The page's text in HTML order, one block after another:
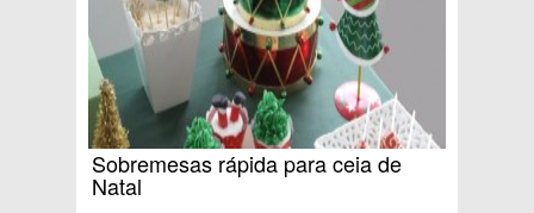
Sobremesas rápida para ceia de
Natal